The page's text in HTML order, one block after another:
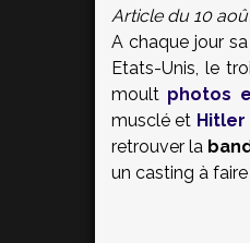
Article du 10
A chaque jour
Etats-Unis, le
moult photos
musclé et Hitler
retrouver la
un casting à